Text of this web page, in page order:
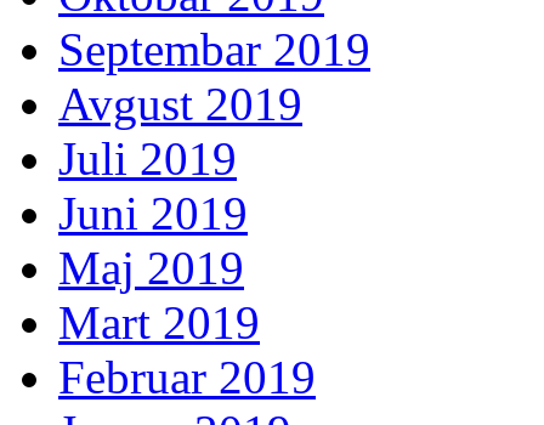
Septembar 2019
Avgust 2019
Juli 2019
Juni 2019
Maj 2019
Mart 2019
Februar 2019